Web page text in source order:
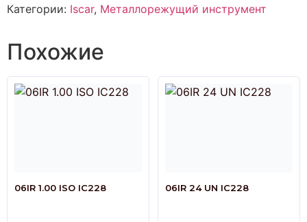
Категории: Iscar, Металлорежущий инструмент
Похожие
06IR 1.00 ISO IC228 06IR 24 UN IC228